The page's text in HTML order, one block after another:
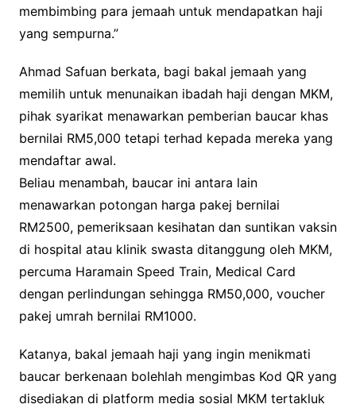
membimbing para jemaah untuk mendapatkan haji
yang sempurna.”
Ahmad Safuan berkata, bagi bakal jemaah yang
memilih untuk menunaikan ibadah haji dengan MKM,
pihak syarikat menawarkan pemberian baucar khas
bernilai RM5,000 tetapi terhad kepada mereka yang
mendaftar awal.
Beliau menambah, baucar ini antara lain
menawarkan potongan harga pakej bernilai
RM2500, pemeriksaan kesihatan dan suntikan vaksin
di hospital atau klinik swasta ditanggung oleh MKM,
percuma Haramain Speed Train, Medical Card
dengan perlindungan sehingga RM50,000, voucher
pakej umrah bernilai RM1000.
Katanya, bakal jemaah haji yang ingin menikmati
baucar berkenaan bolehlah mengimbas Kod QR yang
disediakan di platform media sosial MKM tertakluk